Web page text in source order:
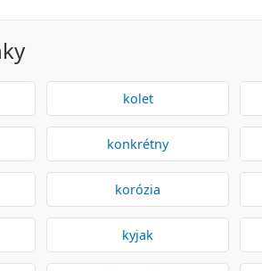
kolet
konkrétny
korózia
kyjak